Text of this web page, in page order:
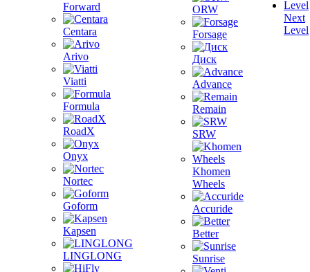
Forward
Centara
Arivo
Viatti
Formula
RoadX
Onyx
Nortec
Goform
Kapsen
LINGLONG
ORW
Forsage
Диск
Advance
Remain
SRW
Khomen
Wheels
Accuride
Better
Sunrise
Next
Level